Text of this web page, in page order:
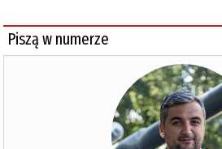
Piszą w numerze